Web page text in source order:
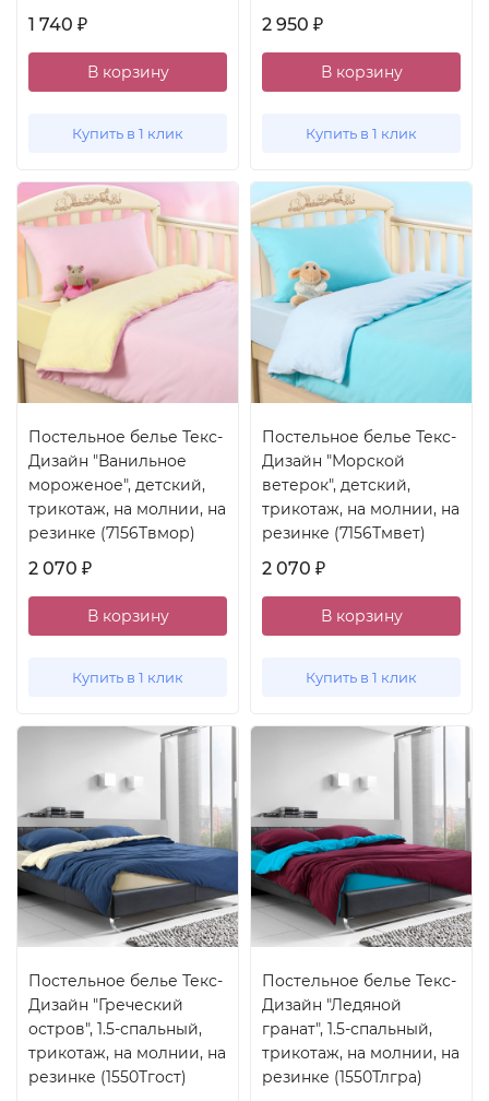
1 740 ₽
В корзину
Купить в 1 клик
2 950 ₽
В корзину
Купить в 1 клик
Постельное белье Текс-
Дизайн "Ванильное
мороженое", детский,
трикотаж, на молнии, на
резинке (7156Твмор)
2 070 ₽
В корзину
Купить в 1 клик
Постельное белье Текс-
Дизайн "Морской
ветерок", детский,
трикотаж, на молнии, на
резинке (7156Тмвет)
2 070 ₽
В корзину
Купить в 1 клик
Постельное белье Текс-
Дизайн "Греческий
остров", 1.5-спальный,
трикотаж, на молнии, на
резинке (1550Тгост)
Постельное белье Текс-
Дизайн "Ледяной
гранат", 1.5-спальный,
трикотаж, на молнии, на
резинке (1550Тлгра)